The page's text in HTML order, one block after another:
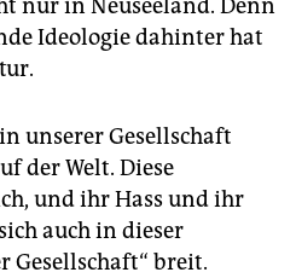
nur in Neuseeland. Denn
Ideologie dahinter hat
unserer Gesellschaft
der Welt. Diese
und ihr Hass und ihr
auch in dieser
Gesellschaft“ breit.